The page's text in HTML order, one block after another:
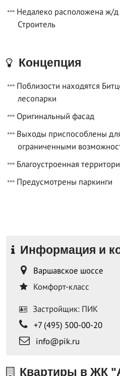
Недалеко расположена ж/
Строитель
Концепция
Поблизости находятся
лесопарки
Оригинальный фасад
Выходы приспособлены
ограниченными
Благоустроенная
Предусмотрены паркинги
Информация и
Варшавское шоссе
Комфорт-класс
Застройщик: ПИК
+7 (495) 500-00-20
info@pik.ru
Квартиры в ЖК